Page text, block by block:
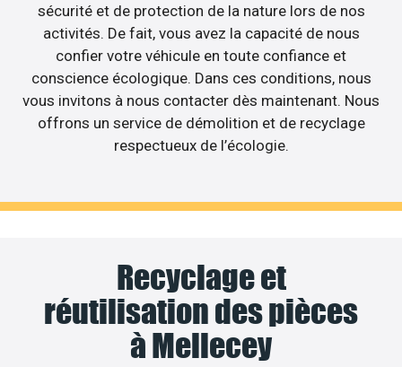
sécurité et de protection de la nature lors de nos
activités. De fait, vous avez la capacité de nous
confier votre véhicule en toute confiance et
conscience écologique. Dans ces conditions, nous
vous invitons à nous contacter dès maintenant. Nous
offrons un service de démolition et de recyclage
respectueux de l’écologie.
Recyclage et
réutilisation des pièces
à Mellecey